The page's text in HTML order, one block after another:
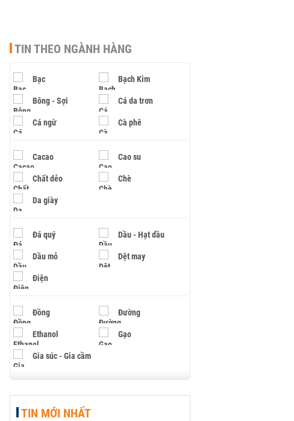
TIN THEO NGÀNH HÀNG
Bạc Bạch Kim
Bông - Sợi Cá da trơn
Cá ngừ Cà phê
Cacao Cao su
Chất dẻo Chè
Da giày
Đá quý Dầu - Hạt dầu
Dầu mỏ Dệt may
Điện
Đồng Đường
Ethanol Gạo
Gia súc - Gia cầm
Hạt điều
TIN MỚI NHẤT